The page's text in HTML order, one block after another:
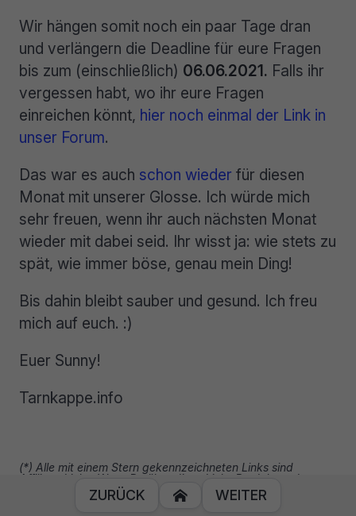
Wir hängen somit noch ein paar Tage dran
und verlängern die Deadline für eure Fragen
bis zum (einschließlich) 06.06.2021. Falls ihr
vergessen habt, wo ihr eure Fragen
einreichen könnt, hier noch einmal der Link in
unser Forum.
Das war es auch schon wieder für diesen
Monat mit unserer Glosse. Ich würde mich
sehr freuen, wenn ihr auch nächsten Monat
wieder mit dabei seid. Ihr wisst ja: wie stets zu
spät, wie immer böse, genau mein Ding!
Bis dahin bleibt sauber und gesund. Ich freu
mich auf euch. :)
Euer Sunny!
Tarnkappe.info
(*) Alle mit einem Stern gekennzeichneten Links sind
Affiliate-Links. Wenn Du über diese Links Produkte oder
Abonnements kaufst, erhält Tarnkappe.info eine kleine
Provision. Dir entstehen keine zusätzlichen Kosten. Wenn Du
ZURÜCK  WEITER